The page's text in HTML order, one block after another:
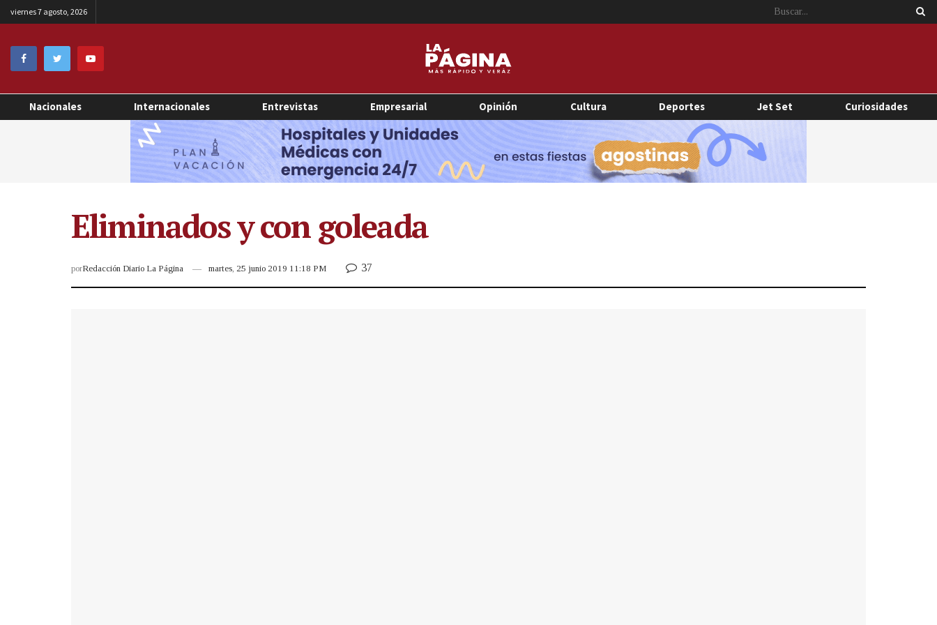
viernes 7 agosto, 2026
Nacionales Internacionales Entrevistas Empresarial Opinión Cultura Deportes Jet Set Curiosidades
Eliminados y con goleada
porRedacción Diario La Página martes, 25 junio 2019 11:18 PM 37